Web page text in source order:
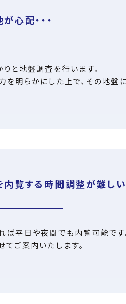
が心配‧‧‧
と地盤調査を行います。
明らかにした上で、その地盤
覧する時間調整が難しい
ば平日や夜間でも内覧可能です
ご案内いたします。